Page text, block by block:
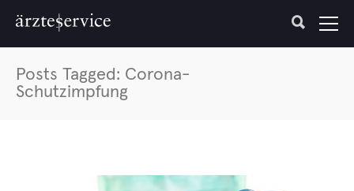
Posts Tagged: Corona-
Schutzimpfung